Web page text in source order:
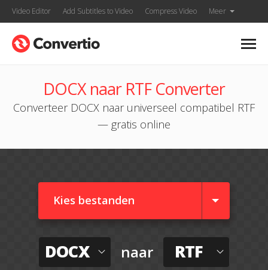
Video Editor Add Subtitles to Video Compress Video Meer
DOCX naar RTF Converter
Converteer DOCX naar universeel compatibel RTF
— gratis online
Kies bestanden
DOCX naar RTF